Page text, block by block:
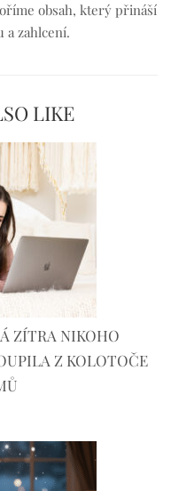
obsah, který přináší
a zahlcení.
LIKE
ZÍTRA NIKOHO
Z KOLOTOČE